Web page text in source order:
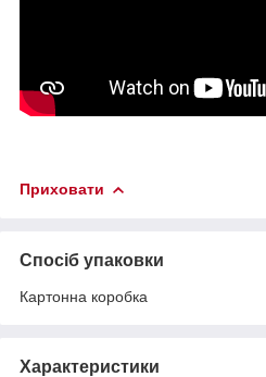
Приховати
Спосіб упаковки
Картонна коробка
Характеристики